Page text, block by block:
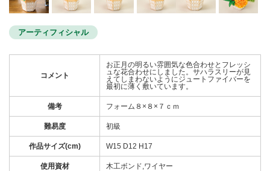
アーティフィシャル
コメント
お正月の明るい雰囲気な色合わせとフレッシ
ュな花合わせにしました。サハラスリーが見
えてしまわないようにジュートファイバーを
最初に薄く敷いています。
備考 フォーム８×８×７ｃｍ
難易度 初級
作品サイズ(cm) W15 D12 H17
使用資材 木工ボンド,ワイヤー